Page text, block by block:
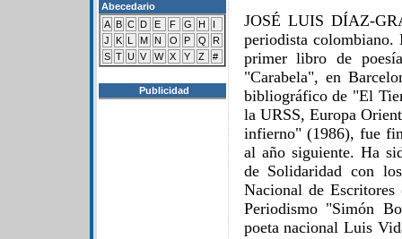
Abecedario
A B C D E F G H
I
J
K L M N O P Q
R
S T U V W X Y Z #
Publicidad
JOSÉ LUIS DÍAZ-
periodista
primer libro de
"Carabela", en
bibliográfico de "El
la URSS, Europa
infierno" (1986), fue
al año siguiente. Ha
de Solidaridad con
Nacional de
Periodismo "Simón
poeta nacional Luis